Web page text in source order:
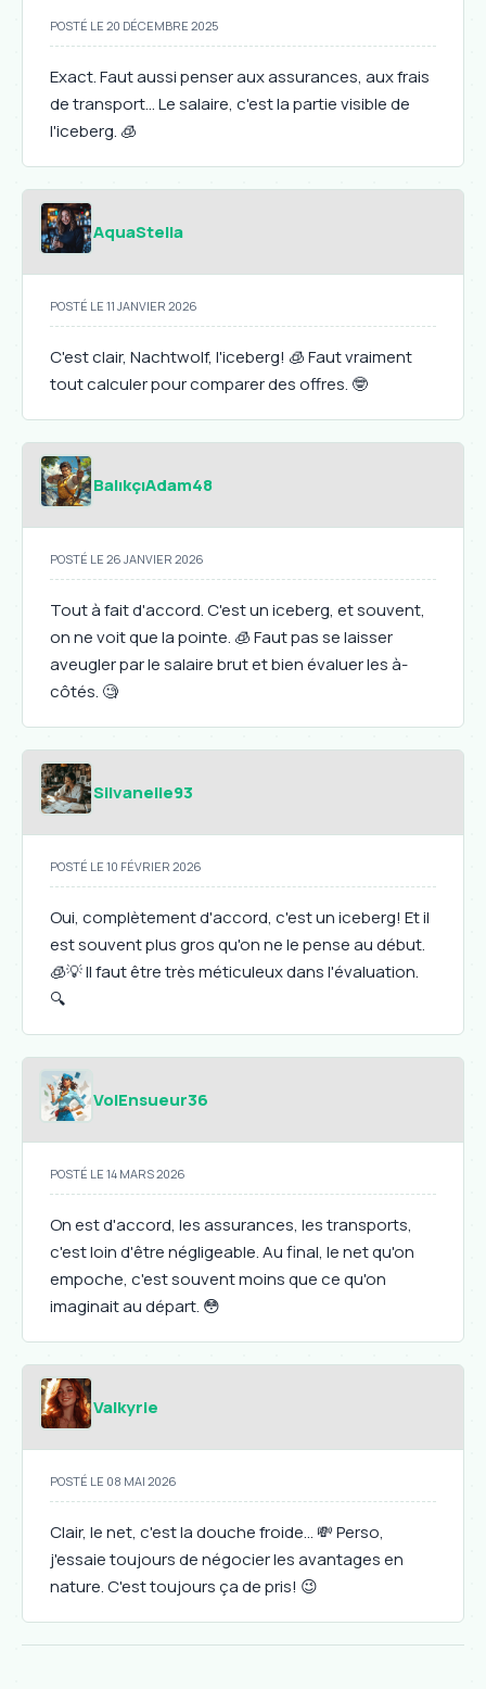
POSTÉ LE 20 DÉCEMBRE 2025
Exact. Faut aussi penser aux assurances, aux frais
de transport... Le salaire, c'est la partie visible de
l'iceberg. 🧊
AquaStella
POSTÉ LE 11 JANVIER 2026
C'est clair, Nachtwolf, l'iceberg! 🧊 Faut vraiment
tout calculer pour comparer des offres. 🤓
BalıkçıAdam48
POSTÉ LE 26 JANVIER 2026
Tout à fait d'accord. C'est un iceberg, et souvent,
on ne voit que la pointe. 🧊 Faut pas se laisser
aveugler par le salaire brut et bien évaluer les à-
côtés. 🧐
Silvanelle93
POSTÉ LE 10 FÉVRIER 2026
Oui, complètement d'accord, c'est un iceberg! Et il
est souvent plus gros qu'on ne le pense au début.
🧊💡 Il faut être très méticuleux dans l'évaluation.
🔍
VolEnsueur36
POSTÉ LE 14 MARS 2026
On est d'accord, les assurances, les transports,
c'est loin d'être négligeable. Au final, le net qu'on
empoche, c'est souvent moins que ce qu'on
imaginait au départ. 😳
Valkyrie
POSTÉ LE 08 MAI 2026
Clair, le net, c'est la douche froide... 💸 Perso,
j'essaie toujours de négocier les avantages en
nature. C'est toujours ça de pris! 😉